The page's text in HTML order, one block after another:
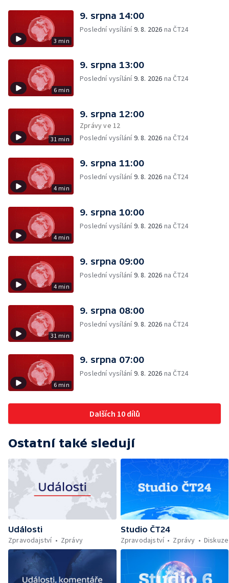
3 min
9. srpna 14:00
Poslední vysílání9. 8. 2026 na ČT24
6 min
9. srpna 13:00
Poslední vysílání9. 8. 2026 na ČT24
31 min
9. srpna 12:00
Zprávy ve 12
Poslední vysílání9. 8. 2026 na ČT24
4 min
9. srpna 11:00
Poslední vysílání9. 8. 2026 na ČT24
4 min
9. srpna 10:00
Poslední vysílání9. 8. 2026 na ČT24
4 min
9. srpna 09:00
Poslední vysílání9. 8. 2026 na ČT24
31 min
9. srpna 08:00
Poslední vysílání9. 8. 2026 na ČT24
6 min
9. srpna 07:00
Poslední vysílání9. 8. 2026 na ČT24
Dalších 10 dílů
Ostatní také sledují
Události
Zpravodajství
Zprávy
Studio ČT24
Zpravodajství
Zprávy Diskuze